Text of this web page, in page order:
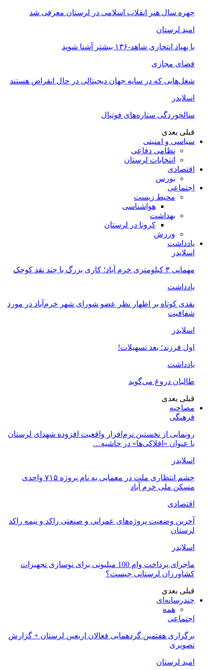
چهره سال هنر انقلاب اسلامی در لرستان معرفی شد
امید لرستان
با پهپاد انتحاری شاهد-۱۳۶ بیشتر آشنا شوید
فضای مجازی
شغل‌‌هایی که در سایه جهان دیجیتالی در حال انقراض هستند
اسلایدر
سالخوردگی ستاره‌های فوتبال
قبلی بعدی
سیاسی و امنیتی
نظامی دفاعی
انتخابات لرستان
اقتصادی
بورس
اجتماعی
محیط زیست
هواشناسی
بهداشت
کرونا در لرستان
ورزش
یادداشت
اسلایدر
مهمانی ۳ کیلومتری خرم آباد؛ کاری بزرگ با چند نقد کوچک
یادداشت
نقدی کوتاه بر اظهار نظر عضو شورای شهر خرم‌آباد در مورد
شفافیت
اسلایدر
اول فرزند؛ بعد تسهیلات!
یادداشت
طالبان دروغ می‌گوید
قبلی بعدی
مصاحبه
فرهنگی
رونمایی از نخستین نرم‌افزار واقعیت افزوده شهدای لرستان
با عنوان «افلاکی‌ها» در حاشیه…
اسلایدر
چشم انتظاری ملت در معمایی به نام پروژه ۷۱۵ واحدی
مسکن ملی خرم آباد
اقتصادی
آخرین وضعیت پروژه‌های عمرانی و صنعتی راکد و نیمه راکد
لرستان
اسلایدر
ماجرای پرداخت وام 100 میلیونی برای نوسازی تجهیزات
کشاورزان لرستانی چیست؟
قبلی بعدی
چندرسانه‌ای
همه
اجتماعی
برگزاری هفتمین گردهمایی فعالان اربعین لرستان + گزارش
تصویری
امید لرستان